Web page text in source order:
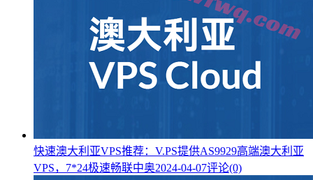
快速澳大利亚VPS推荐：V.PS提供AS9929高端澳大利亚
VPS，7*24极速畅联中奥2024-04-07评论(0)